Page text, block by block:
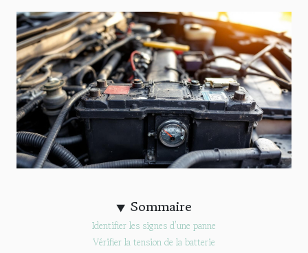
Sommaire
Identifier les signes d’une panne
Vérifier la tension de la batterie